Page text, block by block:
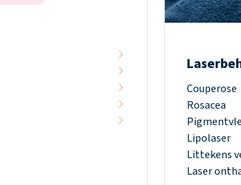
Couperose
Rosacea
Lipolaser
Littekens
Laser